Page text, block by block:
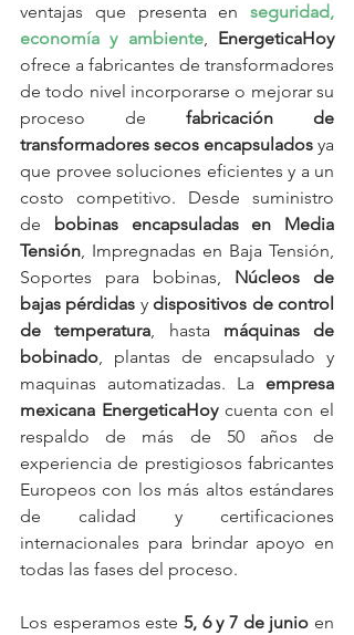
ventajas que presenta en seguridad,
economía y ambiente, EnergeticaHoy
ofrece a fabricantes de transformadores
de todo nivel incorporarse o mejorar su
proceso de fabricación de
transformadores secos encapsulados ya
que provee soluciones eficientes y a un
costo competitivo. Desde suministro
de
bobinas encapsuladas en Media
Tensión, Impregnadas en Baja Tensión,
Soportes para bobinas, Núcleos de
bajas pérdidas y dispositivos de control
de temperatura, hasta máquinas de
bobinado, plantas de encapsulado y
maquinas automatizadas. La empresa
mexicana EnergeticaHoy cuenta con el
respaldo de más de 50 años de
experiencia de prestigiosos fabricantes
Europeos con los más altos estándares
de calidad y certificaciones
internacionales para brindar apoyo en
todas las fases del proceso.
Los esperamos este 5, 6 y 7 de junio en